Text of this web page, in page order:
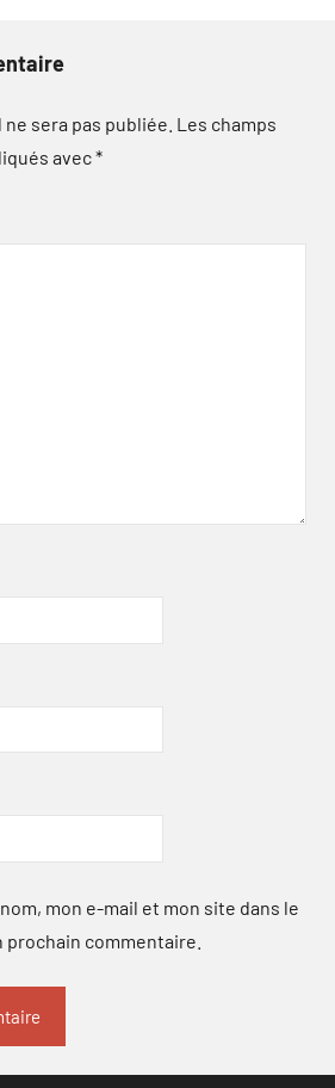
sera pas publiée. Les champs
avec*
mon e-mail et mon site dans le
commentaire.